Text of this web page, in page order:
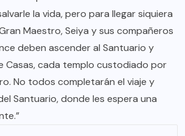
la vida, pero para llegar siquiera
Maestro, Seiya y sus compañeros
deben ascender al Santuario y
Casas, cada templo custodiado por
No todos completarán el viaje y
Santuario, donde les espera una